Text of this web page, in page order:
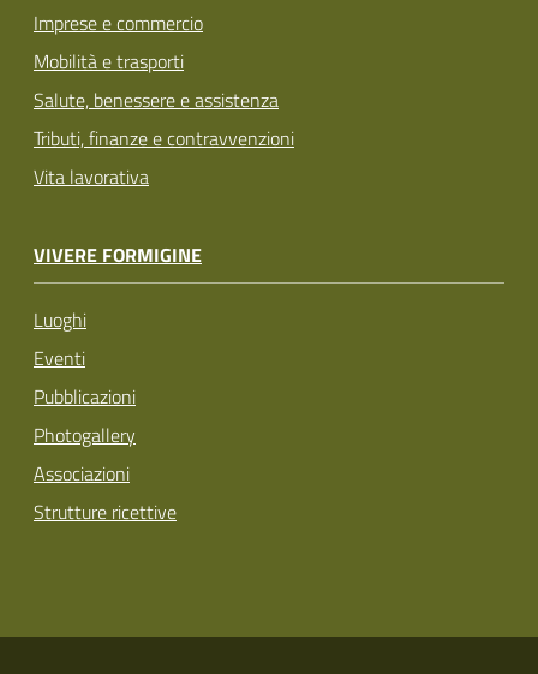
Imprese e commercio
Mobilità e trasporti
Salute, benessere e assistenza
Tributi, finanze e contravvenzioni
Vita lavorativa
VIVERE FORMIGINE
Luoghi
Eventi
Pubblicazioni
Photogallery
Associazioni
Strutture ricettive